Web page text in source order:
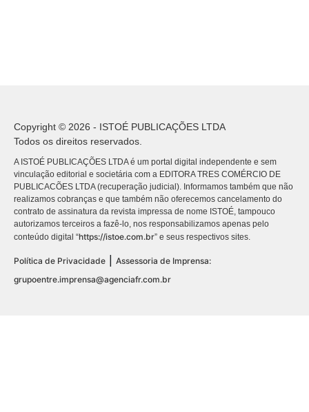
Copyright © 2026 - ISTOÉ PUBLICAÇÕES LTDA
Todos os direitos reservados.
A ISTOÉ PUBLICAÇÕES LTDA é um portal digital independente e sem
vinculação editorial e societária com a EDITORA TRES COMÉRCIO DE
PUBLICACÕES LTDA (recuperação judicial). Informamos também que não
realizamos cobranças e que também não oferecemos cancelamento do
contrato de assinatura da revista impressa de nome ISTOÉ, tampouco
autorizamos terceiros a fazê-lo, nos responsabilizamos apenas pelo
conteúdo digital “https://istoe.com.br” e seus respectivos sites.
Política de Privacidade
Assessoria de Imprensa:
grupoentre.imprensa@agenciafr.com.br